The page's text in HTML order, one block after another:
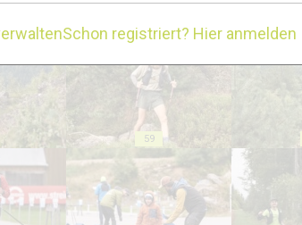
54
59
Schon registriert? Hier anmelden